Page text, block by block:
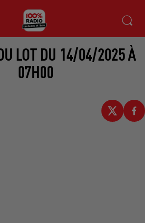
LOT DU 14/04/2025 À
07H00